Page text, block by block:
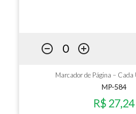
Marcador de Página –
MP-584
R$ 27,24